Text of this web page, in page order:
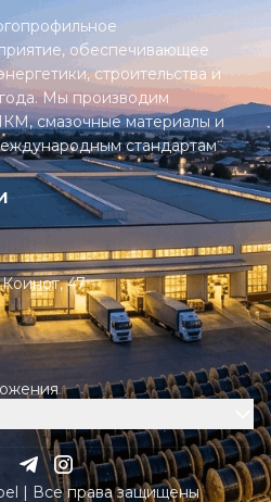
обеспечивающее
строительства и
Мы производим
смазочные материалы и
стандартам
Коинот, 47
| Все права защищены